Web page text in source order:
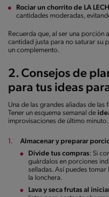
Rociar un chorrito de LA
cantidades moderadas,
Recuerda que, al ser una porción
cantidad justa para no saturar su
un complemento.
2. Consejos de
para tus ideas
Una de las grandes aliadas de
Tener un esquema semanal de
improvisaciones de último minuto.
Almacenar y preparar
Divide tus compras: Si
guárdalos en porciones
selladas. Así puedes
la lonchera.
Lava y seca frutas al